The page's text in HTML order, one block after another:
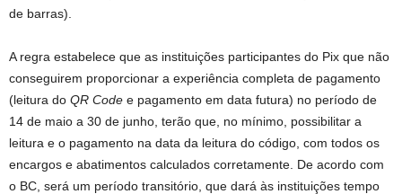
de barras).
A regra estabelece que as instituições participantes do Pix que não
conseguirem proporcionar a experiência completa de pagamento
(leitura do QR Code e pagamento em data futura) no período de
14 de maio a 30 de junho, terão que, no mínimo, possibilitar a
leitura e o pagamento na data da leitura do código, com todos os
encargos e abatimentos calculados corretamente. De acordo com
o BC, será um período transitório, que dará às instituições tempo